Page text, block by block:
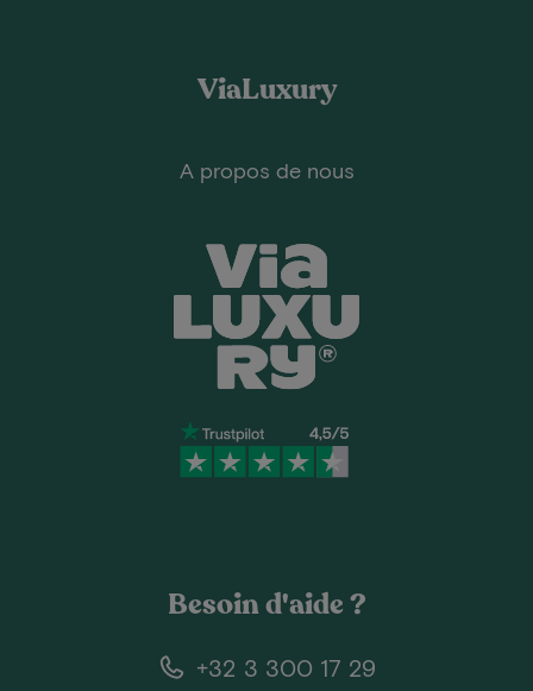
ViaLuxury
A propos de nous
Besoin d'aide ?
+32 3 300 17 29